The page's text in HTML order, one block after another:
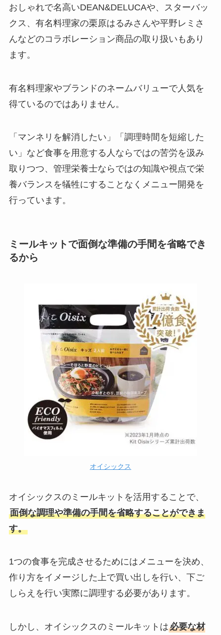
おしゃれで名高いDEAN&DELUCAや、スターバッ
クス、有名料理家の栗原はるみさんや平野レミさ
んなどのコラボレーション商品の取り扱いもあり
ます。
有名料理家やブランドのネームバリューで人気を
得ているのではありません。
「マンネリを解消したい」「調理時間を短縮した
い」など食事を用意する人ならではの苦労を汲み
取りつつ、管理栄養士ならではの知識や視点で栄
養バランスを犠牲にすることなくメニュー開発を
行っています。
ミールキットで面倒な準備の手間を省略でき
るから
オイシックス
オイシックスのミールキットを活用することで、
面倒な調理や準備の手間を省略することができま
す。
1つの食事を完成させるためにはメニューを決め、
作り方をイメージした上で買い出しを行い、下ご
しらえを行い実際に調理する必要があります。
しかし、オイシックスのミールキットは必要な材